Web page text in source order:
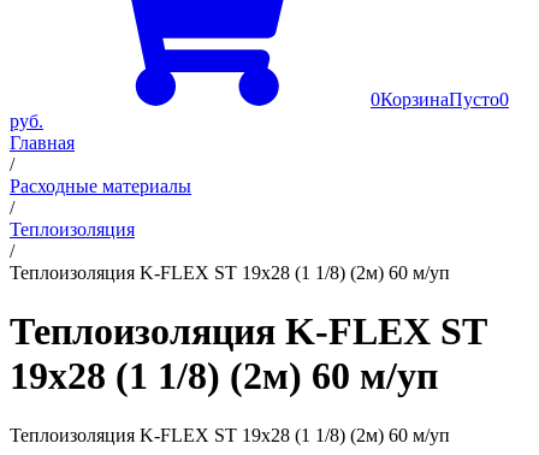
0КорзинаПусто0
руб.
Главная
/
Расходные материалы
/
Теплоизоляция
/
Теплоизоляция K-FLEX ST 19х28 (1 1/8) (2м) 60 м/уп
Теплоизоляция K-FLEX ST
19х28 (1 1/8) (2м) 60 м/уп
Теплоизоляция K-FLEX ST 19х28 (1 1/8) (2м) 60 м/уп